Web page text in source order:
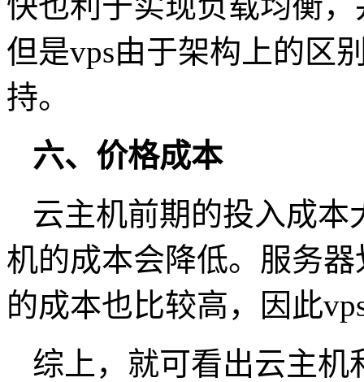
但是vps由于架构上的区
持。
六、价格成本
云主机前期的投入成
机的成本会降低。服务
的成本也比较高，因此
综上，就可看出云主机